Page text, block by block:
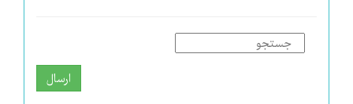
ارسال